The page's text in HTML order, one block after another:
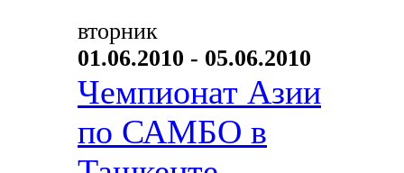
вторник
01.06.2010 - 05.06.2010
Чемпионат Азии
по САМБО в